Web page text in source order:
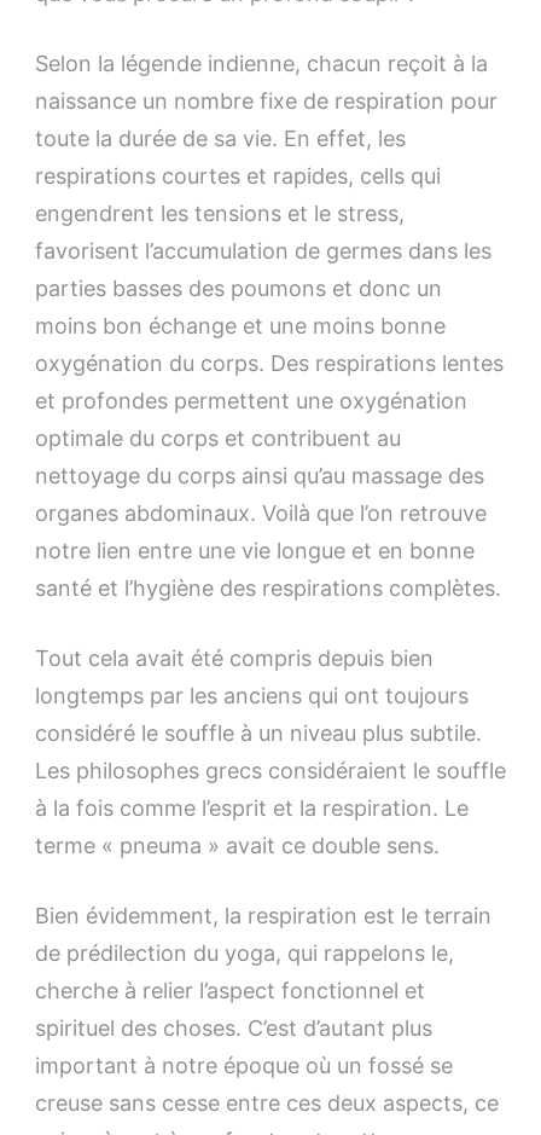
Selon la légende indienne, chacun reçoit à la
naissance un nombre fixe de respiration pour
toute la durée de sa vie. En effet, les
respirations courtes et rapides, cells qui
engendrent les tensions et le stress,
favorisent l’accumulation de germes dans les
parties basses des poumons et donc un
moins bon échange et une moins bonne
oxygénation du corps. Des respirations lentes
et profondes permettent une oxygénation
optimale du corps et contribuent au
nettoyage du corps ainsi qu’au massage des
organes abdominaux. Voilà que l’on retrouve
notre lien entre une vie longue et en bonne
santé et l’hygiène des respirations complètes.
Tout cela avait été compris depuis bien
longtemps par les anciens qui ont toujours
considéré le souffle à un niveau plus subtile.
Les philosophes grecs considéraient le souffle
à la fois comme l’esprit et la respiration. Le
terme « pneuma » avait ce double sens.
Bien évidemment, la respiration est le terrain
de prédilection du yoga, qui rappelons le,
cherche à relier l’aspect fonctionnel et
spirituel des choses. C’est d’autant plus
important à notre époque où un fossé se
creuse sans cesse entre ces deux aspects, ce